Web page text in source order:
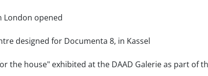
London opened
designed for Documenta 8, in Kassel
the house" exhibited at the DAAD Galerie as part of